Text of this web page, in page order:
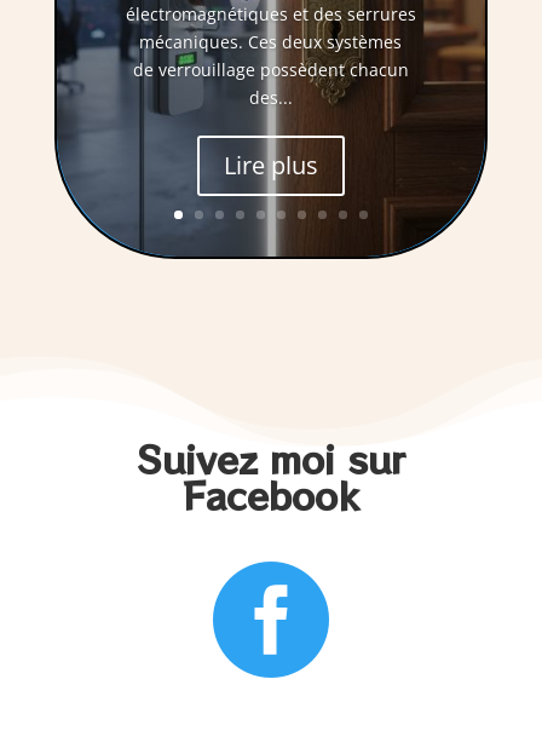
électromagnétiques et des serrures
mécaniques. Ces deux systèmes
de verrouillage possèdent chacun
des...
Lire plus
Suivez moi sur
Facebook
